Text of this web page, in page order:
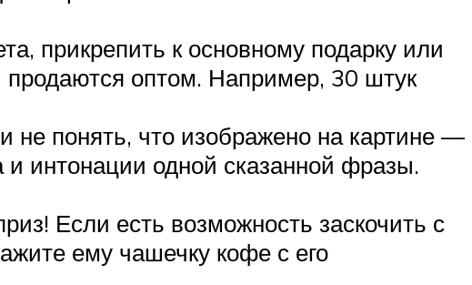
прикрепить к основному подарку или
продаются оптом. Например, 30 штук
не понять, что изображено на картине —
и интонации одной сказанной фразы.
Если есть возможность заскочить с
ему чашечку кофе с его